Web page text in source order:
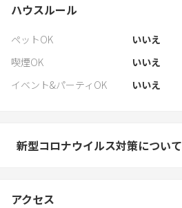
ハウスルール
ペットOK
いいえ
喫煙OK
いいえ
イベント&パーティOK
いいえ
新型コロナウイルス対策について
アクセス